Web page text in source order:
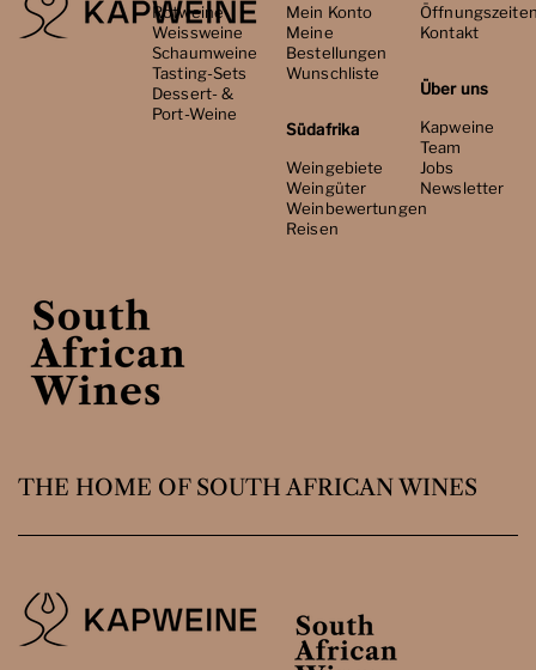
Rotweine
Weissweine
Schaumweine
Tasting-Sets
Dessert- &
Port-Weine
Mein Konto
Meine
Bestellungen
Wunschliste
Südafrika
Weingebiete
Weingüter
Weinbewertungen
Reisen
Kontakt
Über uns
Kapweine
Team
Jobs
Newsletter
THE HOME OF SOUTH AFRICAN WINES